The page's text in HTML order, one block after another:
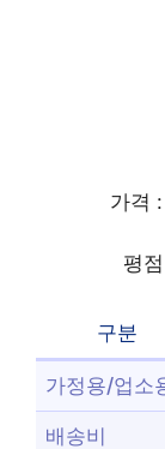
가격 :
평
구분
가정용/업소
배송비